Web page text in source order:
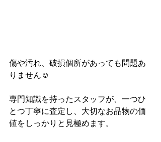
傷や汚れ、破損個所があっても問題あ
りません☺
専門知識を持ったスタッフが、一つひ
とつ丁寧に査定し、大切なお品物の価
値をしっかりと見極めます。